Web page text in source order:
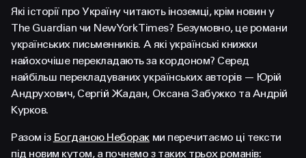
Які історії про Україну читають іноземці, крім новин у
The Guardian чи New York Times? Безумовно, це романи
українських письменників. А які українські книжки
найохочіше перекладають за кордоном? Серед
найбільш перекладуваних українських авторів — Юрій
Андрухович, Сергій Жадан, Оксана Забужко та Андрій
Курков.
Разом із Богданою Неборак ми перечитаємо ці тексти
під новим кутом, а почнемо з таких трьох романів: